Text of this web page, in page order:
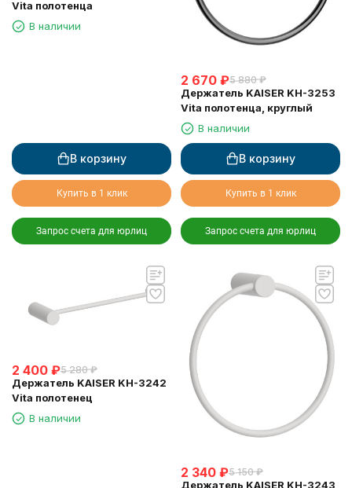
Vita полотенцa
В наличии
В корзину
Купить в 1 клик
Запрос счета для юрлиц
2 670 ₽5 880 ₽
Держатель KAISER KH-3253
Vita полотенца, круглый
В наличии
В корзину
Купить в 1 клик
Запрос счета для юрлиц
2 400 ₽5 280 ₽
Держатель KAISER KH-3242
Vita полотенец
В наличии
2 340 ₽5 150 ₽
Держатель KAISER KH-3243